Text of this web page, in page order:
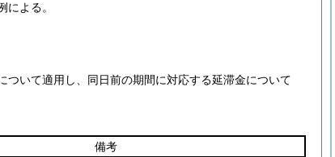
よる。
いて適用し、同日前の期間に対応する延滞金について
備考